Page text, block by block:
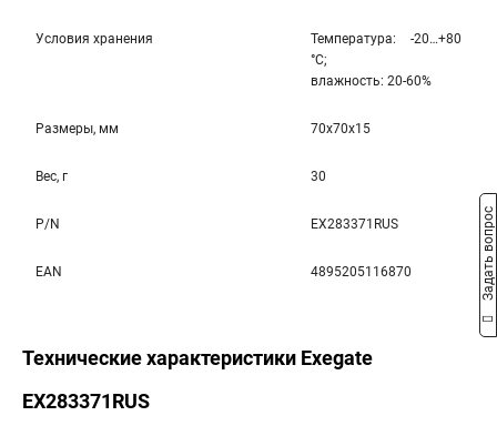
Условия хранения
Температура: -20…+80
°С;
влажность: 20-60%
Размеры, мм 70x70x15
Вес, г 30
P/N EX283371RUS
EAN 4895205116870
Технические характеристики Exegate
EX283371RUS
Задать вопрос